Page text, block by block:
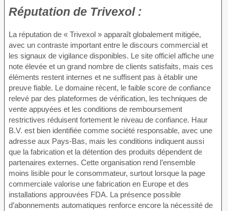
Réputation de Trivexol :
La réputation de « Trivexol » apparaît globalement mitigée,
avec un contraste important entre le discours commercial et
les signaux de vigilance disponibles. Le site officiel affiche une
note élevée et un grand nombre de clients satisfaits, mais ces
éléments restent internes et ne suffisent pas à établir une
preuve fiable. Le domaine récent, le faible score de confiance
relevé par des plateformes de vérification, les techniques de
vente appuyées et les conditions de remboursement
restrictives réduisent fortement le niveau de confiance. Haur
B.V. est bien identifiée comme société responsable, avec une
adresse aux Pays-Bas, mais les conditions indiquent aussi
que la fabrication et la détention des produits dépendent de
partenaires externes. Cette organisation rend l’ensemble
moins lisible pour le consommateur, surtout lorsque la page
commerciale valorise une fabrication en Europe et des
installations approuvées FDA. La présence possible
d’abonnements automatiques renforce encore la nécessité de